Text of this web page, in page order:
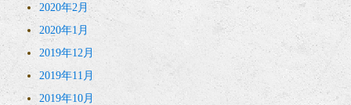
2020年2月
2020年1月
2019年12月
2019年11月
2019年10月